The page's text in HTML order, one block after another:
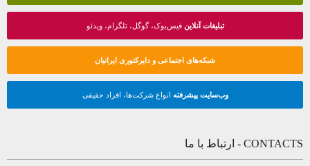
تبلیغات آنلاینفیس‌بوک، گوگل، تلگرام، ویدئو
شبکه‌های اجتماعی و دایرکتوری ایرانیان
وب‌سایت پیشرفته انواع شرکت‌ها، افراد حقیقی
CONTACTS - ارتباط با ما